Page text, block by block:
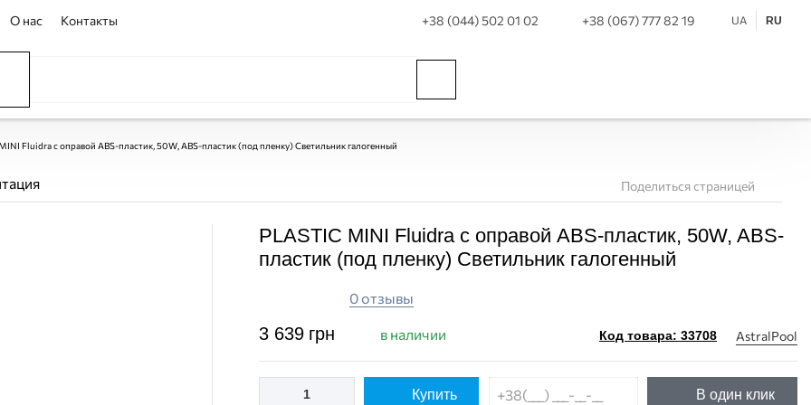
О нас Контакты +38 (044) 502 01 02 +38 (067) 777 82 19 UA RU
Fluidra с оправой ABS-пластик, 50W, ABS-пластик (под пленку) Светильник галогенный
Поделиться страницей
PLASTIC MINI Fluidra с оправой ABS-пластик, 50W, ABS-
пластик (под пленку) Светильник галогенный
0 отзывы
3 639 грн в наличии Код товара: 33708 AstralPool
Купить В один клик